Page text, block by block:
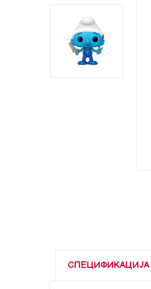
СПЕЦИФИКАЦИЈА